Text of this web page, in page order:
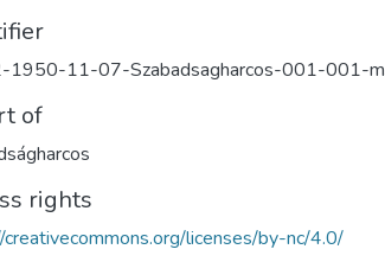
1950-11-07-Szabadsagharcos-001-001-
of
rights
licenses/by-nc/4.0/